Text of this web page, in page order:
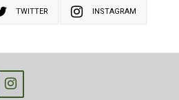
TWITTER INSTAGRAM